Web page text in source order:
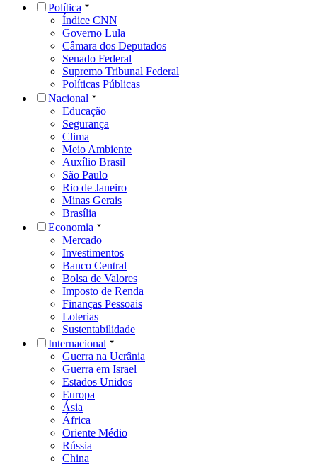
Política
Índice CNN
Governo Lula
Câmara dos Deputados
Senado Federal
Supremo Tribunal Federal
Políticas Públicas
Nacional
Educação
Segurança
Clima
Meio Ambiente
Auxílio Brasil
São Paulo
Rio de Janeiro
Minas Gerais
Brasília
Economia
Mercado
Investimentos
Banco Central
Bolsa de Valores
Imposto de Renda
Finanças Pessoais
Loterias
Sustentabilidade
Internacional
Guerra na Ucrânia
Guerra em Israel
Estados Unidos
Europa
Ásia
África
Oriente Médio
Rússia
China